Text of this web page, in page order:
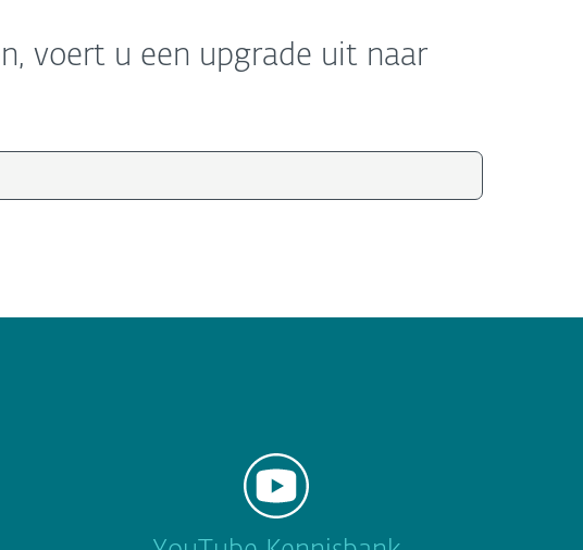
voert u een upgrade uit naar